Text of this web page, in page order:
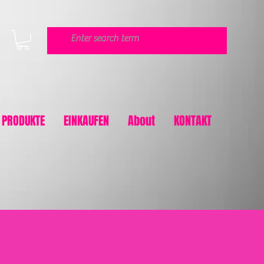
PRODUKTE EINKAUFEN About KONTAKT